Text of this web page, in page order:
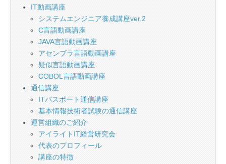
IT動画講座
システムエンジニア養成講座ver.2
C言語動画講座
JAVA言語動画講座
アセンブラ言語動画講座
疑似言語動画講座
COBOL言語動画講座
通信講座
ITパスポート通信講座
基本情報技術者試験の通信講座
運営組織のご紹介
アイライトIT経営研究会
代表のプロフィール
講座の特徴